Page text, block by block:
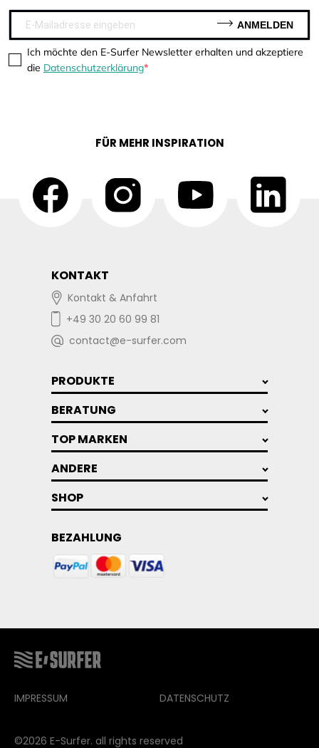
Ich möchte den E-Surfer Newsletter erhalten und akzeptiere
die Datenschutzerklärung
ANMELDEN
FÜR MEHR INSPIRATION
KONTAKT
Kontakt & Anfahrt
+49 30 20 60 99 81
contact@e-surfer.com
PRODUKTE
BERATUNG
TOP MARKEN
ANDERE
SHOP
BEZAHLUNG
IMPRESSUM DATENSCHUTZ
©2026 E-Surfer. all rights reserved